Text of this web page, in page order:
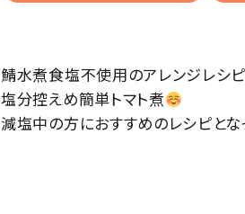
鯖水煮食塩不使用のアレンジレシピ
塩分控えめ簡単トマト煮
減塩中の方におすすめのレシピとな